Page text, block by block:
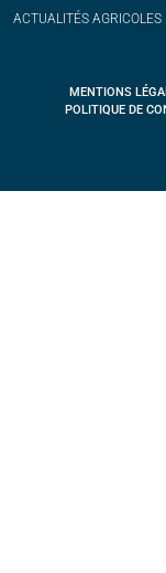
ACTUALITÉS AGRICOLES
MENTIONS
POLITIQUE DE